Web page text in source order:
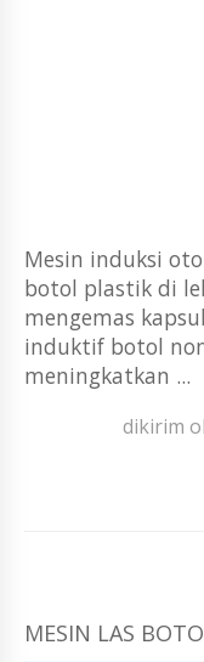
Mesin induksi
botol plastik di
mengemas
induktif botol
meningkatkan ...
dikirim
MESIN LAS